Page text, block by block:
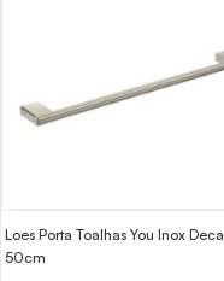
Loes Porta Toalhas You Inox Deca
50cm